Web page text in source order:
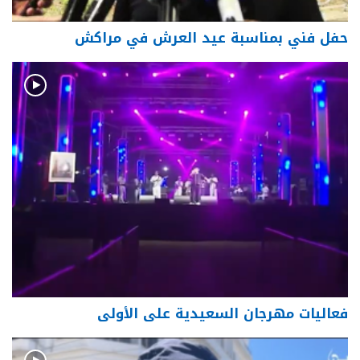
حفل فني بمناسبة عيد العرش في مراكش
فعاليات مهرجان السعيدية على الأولى